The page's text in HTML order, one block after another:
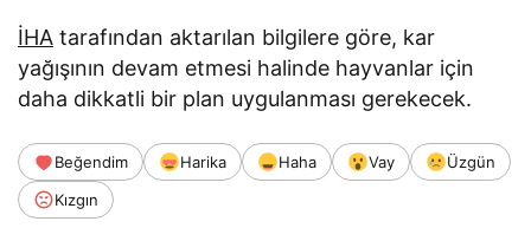
İHA tarafından aktarılan bilgilere göre, kar
yağışının devam etmesi halinde hayvanlar için
daha dikkatli bir plan uygulanması gerekecek.
Beğendim Harika Haha Vay
Üzgün
Kızgın